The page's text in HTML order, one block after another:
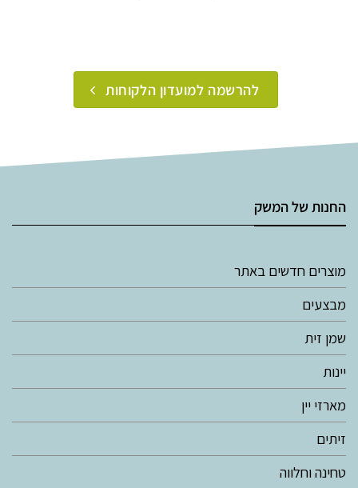
להרשמה למועדון הלקוחות
החנות של המשק
מוצרים חדשים באתר
מבצעים
שמן זית
יינות
מארזי יין
זיתים
טחינה וחלווה